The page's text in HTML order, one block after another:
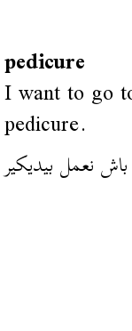
pedicure
I want to go
pedicure.
نعمل بيديكير